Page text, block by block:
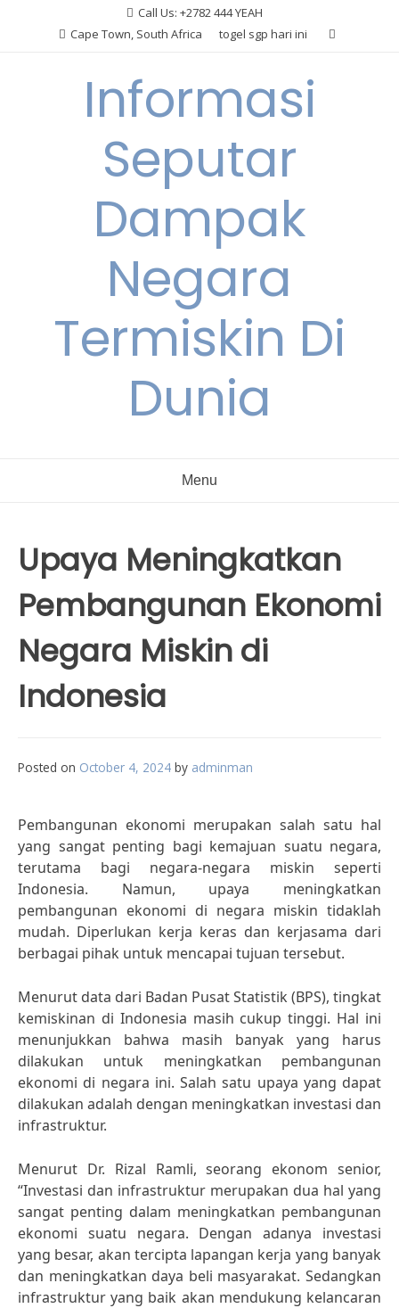
Call Us: +2782 444 YEAH
Cape Town, South Africa
togel sgp hari ini
Informasi
Seputar
Dampak
Negara
Termiskin Di
Dunia
Menu
Upaya Meningkatkan
Pembangunan Ekonomi
Negara Miskin di
Indonesia
Posted on October 4, 2024 by adminman
Pembangunan ekonomi merupakan salah satu hal
yang sangat penting bagi kemajuan suatu negara,
terutama bagi negara-negara miskin seperti
Indonesia. Namun, upaya meningkatkan
pembangunan ekonomi di negara miskin tidaklah
mudah. Diperlukan kerja keras dan kerjasama dari
berbagai pihak untuk mencapai tujuan tersebut.
Menurut data dari Badan Pusat Statistik (BPS), tingkat
kemiskinan di Indonesia masih cukup tinggi. Hal ini
menunjukkan bahwa masih banyak yang harus
dilakukan untuk meningkatkan pembangunan
ekonomi di negara ini. Salah satu upaya yang dapat
dilakukan adalah dengan meningkatkan investasi dan
infrastruktur.
Menurut Dr. Rizal Ramli, seorang ekonom senior,
“Investasi dan infrastruktur merupakan dua hal yang
sangat penting dalam meningkatkan pembangunan
ekonomi suatu negara. Dengan adanya investasi
yang besar, akan tercipta lapangan kerja yang banyak
dan meningkatkan daya beli masyarakat. Sedangkan
infrastruktur yang baik akan mendukung kelancaran